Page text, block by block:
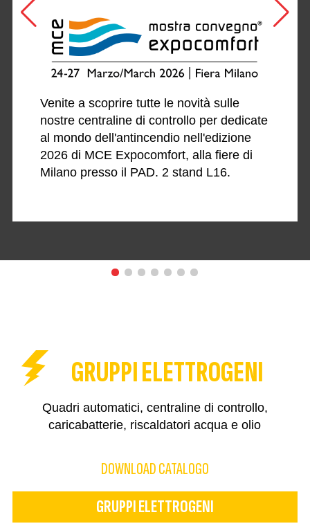
Venite a scoprire tutte le novità sulle
nostre centraline di controllo per dedicate
al mondo dell'antincendio nell'edizione
2026 di MCE Expocomfort, alla fiere di
Milano presso il PAD. 2 stand L16.
GRUPPI ELETTROGENI
Quadri automatici, centraline di controllo,
caricabatterie, riscaldatori acqua e olio
DOWNLOAD CATALOGO
GRUPPI ELETTROGENI